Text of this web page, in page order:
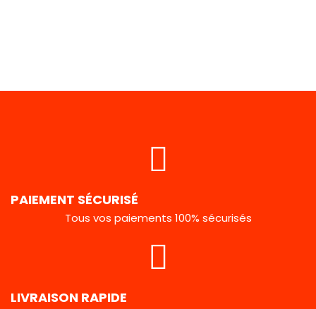
PAIEMENT SÉCURISÉ
Tous vos paiements 100% sécurisés
LIVRAISON RAPIDE